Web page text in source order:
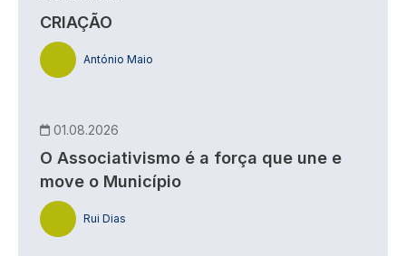
CRIAÇÃO
António Maio
01.08.2026
O Associativismo é a força que une e
move o Município
Rui Dias